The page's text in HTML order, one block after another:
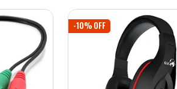
-10% OFF